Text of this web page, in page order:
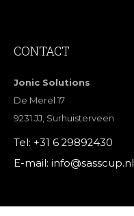
CONTACT
Jonic Solutions
De Merel 17
9231 JJ, Surhuisterveen
Tel: +31 6 29892430
E-mail: info@sasscup.nl